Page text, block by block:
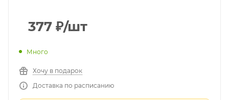
377 ₽/шт
Много
Хочу в подарок
Доставка по расписанию